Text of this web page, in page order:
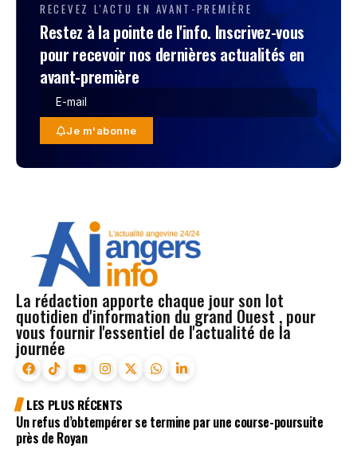
RECEVEZ L'ACTU EN AVANT-PREMIÈRE
Restez à la pointe de l'info. Inscrivez-vous
pour recevoir nos dernières actualités en
avant-première
Je m'abonne
La rédaction apporte chaque jour son lot
quotidien d'information du grand Ouest , pour
vous fournir l'essentiel de l'actualité de la
journée
LES PLUS RÉCENTS
Un refus d’obtempérer se termine par une course-poursuite
près de Royan